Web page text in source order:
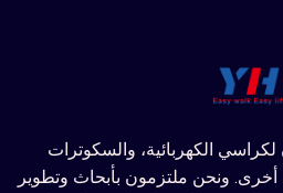
الكهربائية، والسكوترات
أخرى. ونحن ملتزمون بأبحاث وتطوير